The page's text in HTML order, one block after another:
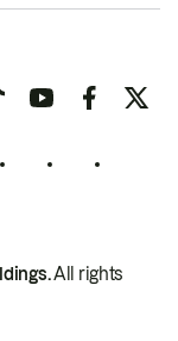
All rights